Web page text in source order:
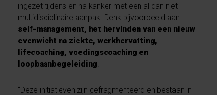
ingezet tijdens en na kanker met een al dan niet
multidisciplinaire aanpak. Denk bijvoorbeeld aan
self-management, het hervinden van een nieuw
evenwicht na ziekte, werkhervatting,
lifecoaching, voedingscoaching en
loopbaanbegeleiding
“Deze initiatieven zijn gefragmenteerd en bestaan in